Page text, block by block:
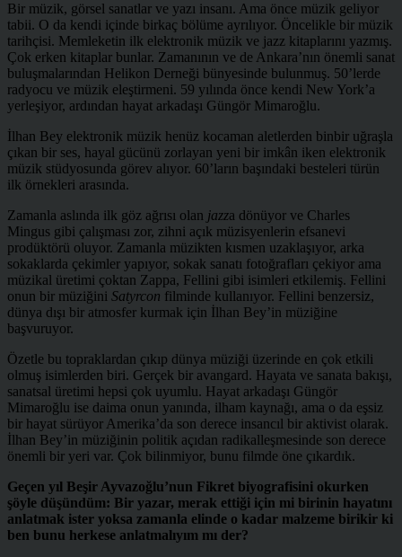
Bir müzik, görsel sanatlar ve yazı insanı. Ama önce müzik geliyor
tabii. O da kendi içinde birkaç bölüme ayrılıyor. Öncelikle bir müzik
tarihçisi. Memleketin ilk elektronik müzik ve jazz kitaplarını yazmış.
Çok erken kitaplar bunlar. Zamanının ve de Ankara’nın önemli sanat
buluşmalarından Helikon Derneği bünyesinde bulunmuş. 50’lerde
radyocu ve müzik eleştirmeni. 59 yılında önce kendi New York’a
yerleşiyor, ardından hayat arkadaşı Güngör Mimaroğlu.
İlhan Bey elektronik müzik henüz kocaman aletlerden binbir uğraşla
çıkan bir ses, hayal gücünü zorlayan yeni bir imkân iken elektronik
müzik stüdyosunda görev alıyor. 60’ların başındaki besteleri türün
ilk örnekleri arasında.
Zamanla aslında ilk göz ağrısı olan jazza dönüyor ve Charles
Mingus gibi çalışması zor, zihni açık müzisyenlerin efsanevi
prodüktörü oluyor. Zamanla müzikten kısmen uzaklaşıyor, arka
sokaklarda çekimler yapıyor, sokak sanatı fotoğrafları çekiyor ama
müzikal üretimi çoktan Zappa, Fellini gibi isimleri etkilemiş. Fellini
onun bir müziğini Satyrcon filminde kullanıyor. Fellini benzersiz,
dünya dışı bir atmosfer kurmak için İlhan Bey’in müziğine
başvuruyor.
Özetle bu topraklardan çıkıp dünya müziği üzerinde en çok etkili
olmuş isimlerden biri. Gerçek bir avangard. Hayata ve sanata bakışı,
sanatsal üretimi hepsi çok uyumlu. Hayat arkadaşı Güngör
Mimaroğlu ise daima onun yanında, ilham kaynağı, ama o da eşsiz
bir hayat sürüyor Amerika’da son derece insancıl bir aktivist olarak.
İlhan Bey’in müziğinin politik açıdan radikalleşmesinde son derece
önemli bir yeri var. Çok bilinmiyor, bunu filmde öne çıkardık.
Geçen yıl Beşir Ayvazoğlu’nun Fikret biyografisini okurken
şöyle düşündüm: Bir yazar, merak ettiği için mi birinin hayatını
anlatmak ister yoksa zamanla elinde o kadar malzeme birikir ki
ben bunu herkese anlatmalıyım mı der?